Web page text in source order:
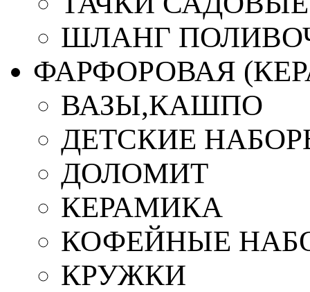
ШЛАНГ
ФАРФОРОВАЯ
ВАЗЫ,КАШПО
ДЕТСКИЕ
ДОЛОМИТ
КЕРАМИКА
КОФЕЙНЫЕ
КРУЖКИ